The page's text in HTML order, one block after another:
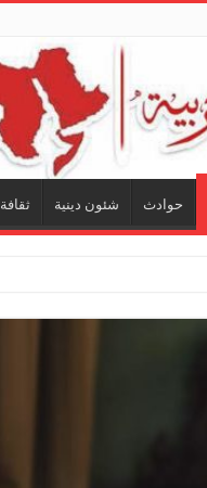
حوادث شئون دينية ثقافة